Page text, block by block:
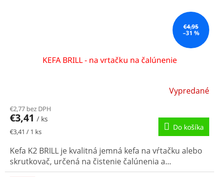
€4,95
–31 %
KEFA BRILL - na vrtačku na čalúnenie
Vypredané
€2,77 bez DPH
€3,41 / ks
Jednotková
€3,41 / 1 ks Do košíka
Kefa K2 BRILL je kvalitná jemná kefa na vŕtačku alebo
skrutkovač, určená na čistenie čalúnenia a...